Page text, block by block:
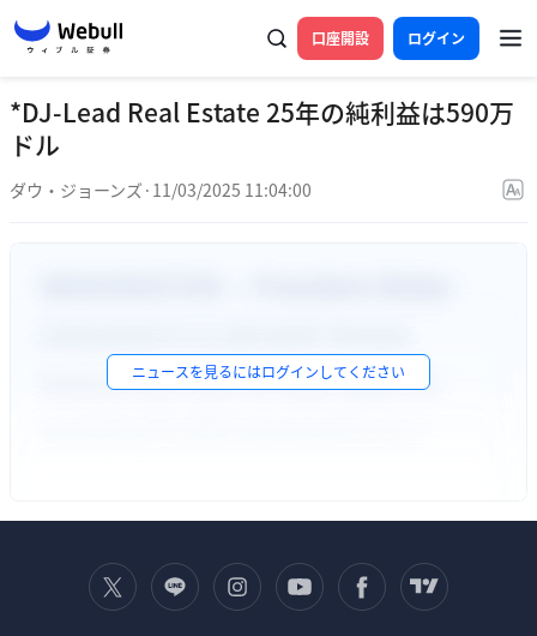
口座開設 ログイン
*DJ-Lead Real Estate 25年の純利益は590万
ドル
ダウ・ジョーンズ · 11/03/2025 11:04:00
ニュースを見るにはログインしてください